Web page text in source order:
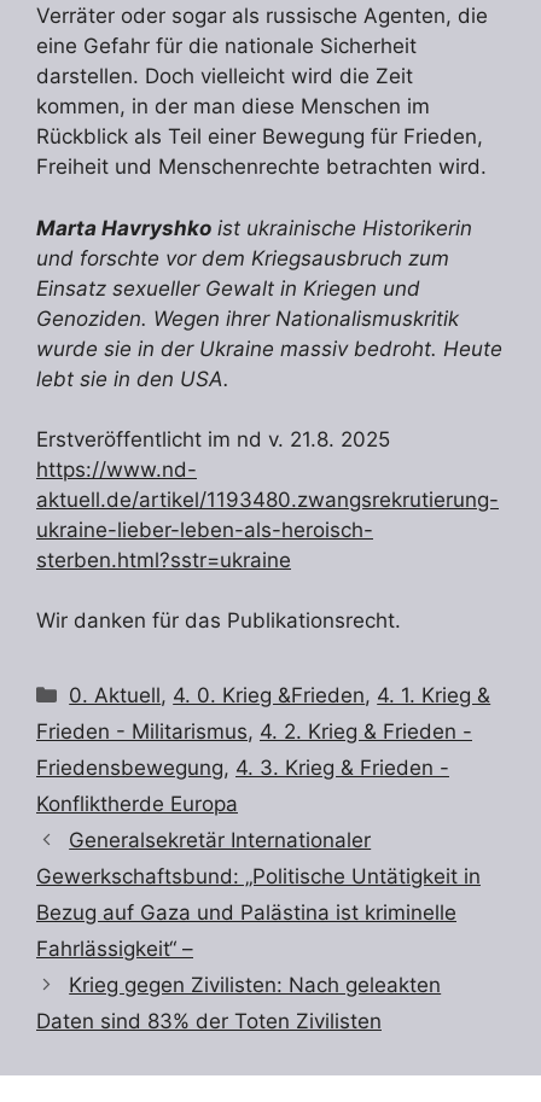
Verräter oder sogar als russische Agenten, die
eine Gefahr für die nationale Sicherheit
darstellen. Doch vielleicht wird die Zeit
kommen, in der man diese Menschen im
Rückblick als Teil einer Bewegung für Frieden,
Freiheit und Menschenrechte betrachten wird.
Marta Havryshko ist ukrainische Historikerin
und forschte vor dem Kriegsausbruch zum
Einsatz sexueller Gewalt in Kriegen und
Genoziden. Wegen ihrer Nationalismuskritik
wurde sie in der Ukraine massiv bedroht. Heute
lebt sie in den USA.
Erstveröffentlicht im nd v. 21.8. 2025
https://www.nd-
aktuell.de/artikel/1193480.zwangsrekrutierung-
ukraine-lieber-leben-als-heroisch-
sterben.html?sstr=ukraine
Wir danken für das Publikationsrecht.
Kategorien
0. Aktuell, 4. 0. Krieg &Frieden, 4. 1. Krieg &
Frieden - Militarismus, 4. 2. Krieg & Frieden -
Friedensbewegung, 4. 3. Krieg & Frieden -
Konfliktherde Europa
Generalsekretär Internationaler
Gewerkschaftsbund: „Politische Untätigkeit in
Bezug auf Gaza und Palästina ist kriminelle
Fahrlässigkeit“ –
Krieg gegen Zivilisten: Nach geleakten
Daten sind 83% der Toten Zivilisten